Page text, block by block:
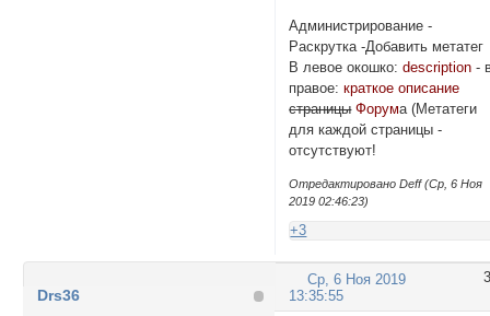
Администрирование -
Раскрутка -Добавить метатег
В левое окошко:description -
правое: краткое описание
страницы Форума (Метатеги
для каждой страницы -
отсутствуют!
Отредактировано Deff (Ср, 6 Ноя
2019 02:46:23)
+3
3
Ср, 6 Ноя 2019
13:35:55
Drs36